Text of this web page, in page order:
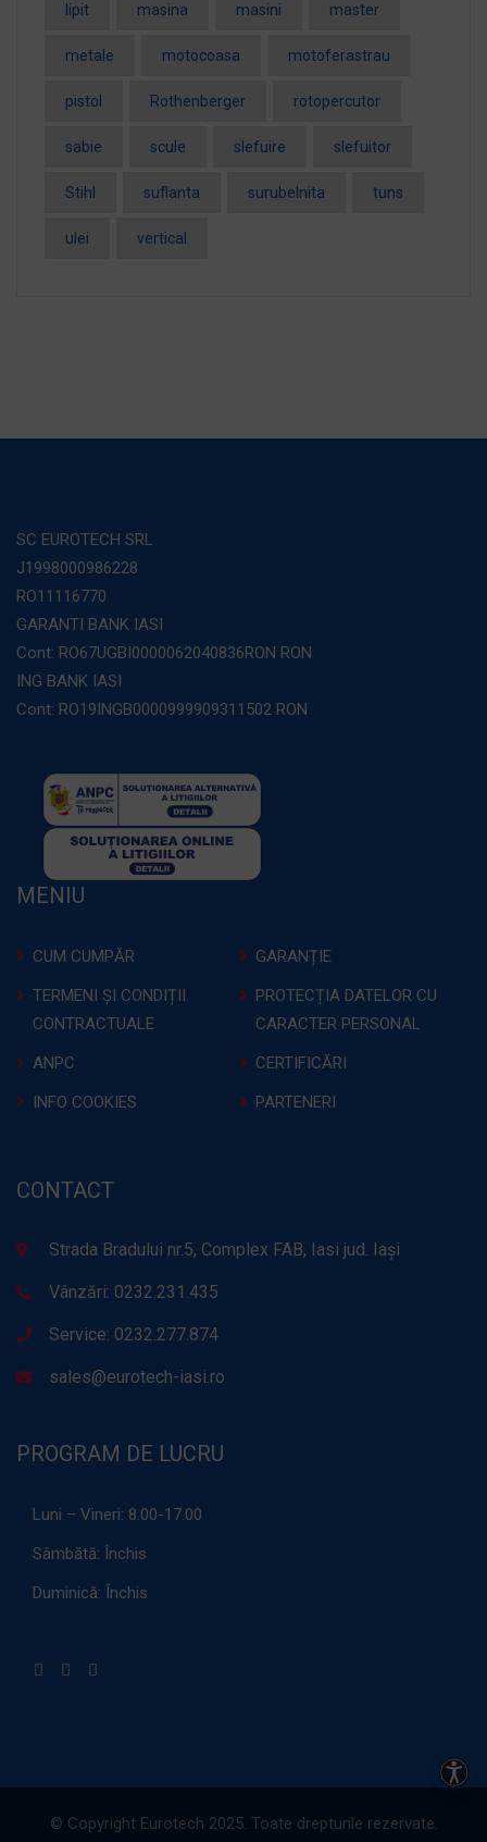
lipit masina masini master
metale motocoasa motoferastrau
pistol Rothenberger rotopercutor
sabie scule slefuire slefuitor
Stihl suflanta surubelnita tuns
ulei vertical
SC EUROTECH SRL
J1998000986228
RO11116770
GARANTI BANK IASI
Cont: RO67UGBI0000062040836RON RON
ING BANK IASI
Cont: RO19INGB0000999909311502 RON
MENIU
CUM CUMPĂR
GARANȚIE
TERMENI ȘI CONDIȚII
CONTRACTUALE
PROTECȚIA DATELOR CU
CARACTER PERSONAL
ANPC
CERTIFICĂRI
INFO COOKIES
PARTENERI
CONTACT
Strada Bradului nr.5, Complex FAB, Iasi jud. Iași
Vânzări: 0232.231.435
Service: 0232.277.874
sales@eurotech-iasi.ro
PROGRAM DE LUCRU
Luni – Vineri: 8.00-17.00
Sâmbătă: Închis
Duminică: Închis
© Copyright Eurotech 2025. Toate drepturile rezervate.